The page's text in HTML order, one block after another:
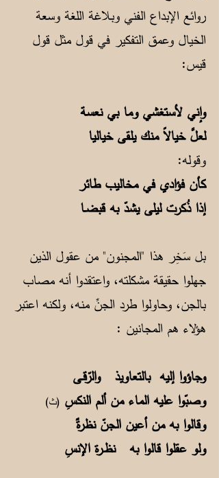
روائع الإبداع الفني وبلاغة اللغة وسعة
الخيال وعمق التفكير في قول مثل قول
قيس:
وإني لأستغشي وما بي نعسة
لعلَّ خيالاً منك يلقى خياليا
وقوله:
كأن فؤادي في مخاليب طائر
إذا ذُكرت ليلى يشدّ به قبضـا
بل سَخِر هذا "المجنون" من عقول الذين
جهلوا حقيقة مشكلته، واعتقدوا أنه مصاب
بالجن، وحاولوا طرد الجنِّ منه، ولكنه اعتبر
هؤلاء هم المجانين :
وجاؤوا إليه بالتعاويذ والرّقـى
وصبّوا عليه الماء من ألم النكسِ (ث)
وقالوا به من أعين الجنّ نظرةٌ
ولو عقلوا قالوا به نظـرة الإنسِ